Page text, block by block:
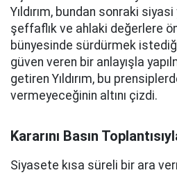
Yıldırım, bundan sonraki
şeffaflık ve ahlaki değerlere
bünyesinde sürdürmek
güven veren bir anlayışla
getiren Yıldırım, bu
vermeyeceğinin altını çizdi.
Kararını Basın
Siyasete kısa süreli bir ara